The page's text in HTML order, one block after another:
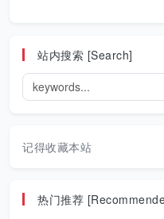
站内搜索 [Search]
记得收藏本站
热门推荐